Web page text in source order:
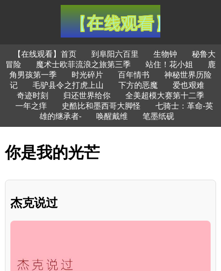
【在线观看】首页 到阜阳六百里 生物钟
秘鲁大
冒险
魔术士欧菲流浪之旅第三季 站住！花小姐
鹿
角男孩第一季
时光碎片 百年情书
神秘世界历险
记
毛驴县令之打虎上山 下方的恶魔
爱也艰难
奇迹时刻
归还世界给你
全美超模大赛第十二季
一年之痒
史酷比和墨西哥大脚怪
七骑士：革命-英
雄的继承者-
唤醒戴维 笔墨纸砚
你是我的光芒
杰克说过